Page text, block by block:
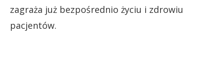
zagraża już bezpośrednio życiu i zdrowiu
pacjentów.